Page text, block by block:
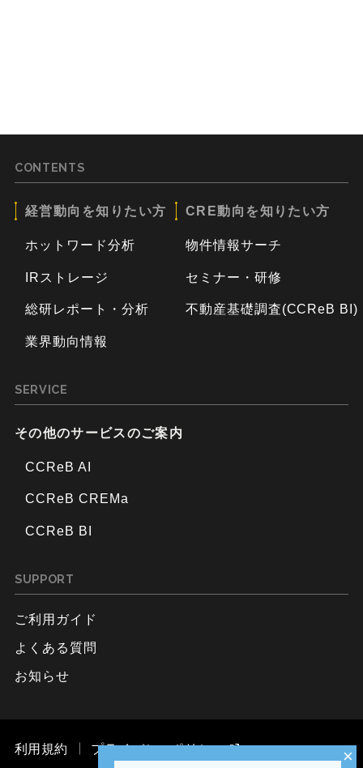
CONTENTS
経営動向を知りたい方
ホットワード分析
IRストレージ
総研レポート・分析
業界動向情報
CRE動向を知りたい方
物件情報サーチ
セミナー・研修
不動産基礎調査(CCReB BI)
SERVICE
その他のサービスのご案内
CCReB AI
CCReB CREMa
CCReB BI
SUPPORT
ご利用ガイド
よくある質問
お知らせ
利用規約
プライバシーポリシー
×